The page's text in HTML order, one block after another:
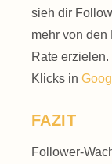
sieh dir
mehr von den
Rate
Klicks in
FAZIT
Follower-